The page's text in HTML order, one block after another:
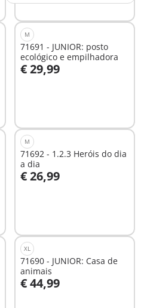
M
71691 - JUNIOR: posto
ecológico e empilhadora
€ 29,99
Ao carrinho
M
71692 - 1.2.3 Heróis do dia
a dia
€ 26,99
Ao carrinho
XL
71690 - JUNIOR: Casa de
animais
€ 44,99
Ao carrinho